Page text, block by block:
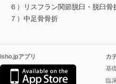
６）リスフラン関節脱臼・脱臼骨
７）中足骨骨折
isho.jpアプリ
カ
基
臨